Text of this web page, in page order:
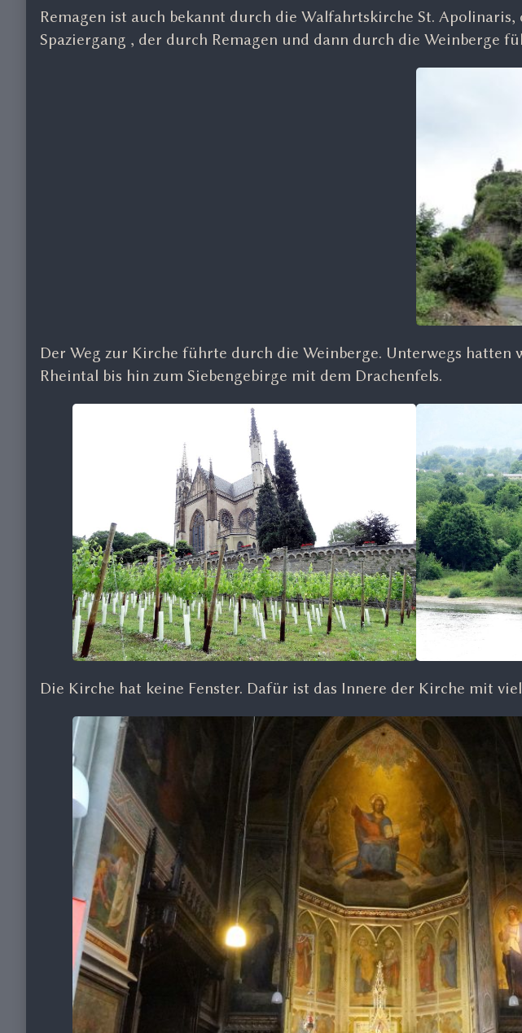
Remagen ist auch bekannt durch die Walfahrtskirche St.
Spaziergang , der durch Remagen und dann durch die Weinberge
Der Weg zur Kirche führte durch die Weinberge. Unterwegs hatten
Rheintal bis hin zum Siebengebirge mit dem Drachenfels.
Die Kirche hat keine Fenster. Dafür ist das Innere der Kirche mit